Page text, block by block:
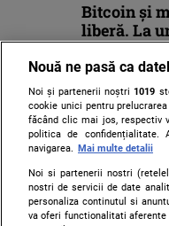
Bitcoin şi
liberă. La
a spart
Nouă ne pasă ca
Noi și partenerii noștri1019
cookie unici pentru
făcând clic mai jos, respectiv
politica de
navigarea.
Mai multe detalii
Noi si partenerii nostri
nostri de servicii de date
personaliza continutul si
va oferi functionalitati